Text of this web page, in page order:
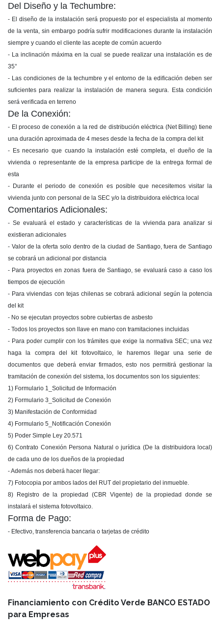
Del Diseño y la Techumbre:
- El diseño de la instalación será propuesto por el especialista al momento
de la venta, sin embargo podría sufrir modificaciones durante la instalación
siempre y cuando el cliente las acepte de común acuerdo
- La inclinación máxima en la cual se puede realizar una instalación es de
35°
- Las condiciones de la techumbre y el entorno de la edificación deben ser
suficientes para realizar la instalación de manera segura. Esta condición
será verificada en terreno
De la Conexión:
- El proceso de conexión a la red de distribución eléctrica (Net Billing) tiene
una duración aproximada de 4 meses desde la fecha de la compra del kit
- Es necesario que cuando la instalación esté completa, el dueño de la
vivienda o representante de la empresa participe de la entrega formal de
esta
- Durante el periodo de conexión es posible que necesitemos visitar la
vivienda junto con personal de la SEC y/o la distribuidora eléctrica local
Comentarios Adicionales:
- Se evaluará el estado y características de la vivienda para analizar si
existieran adicionales
- Valor de la oferta solo dentro de la ciudad de Santiago, fuera de Santiago
se cobrará un adicional por distancia
- Para proyectos en zonas fuera de Santiago, se evaluará caso a caso los
tiempos de ejecución
- Para viviendas con tejas chilenas se cobrará adicional según la potencia
del kit
- No se ejecutan proyectos sobre cubiertas de asbesto
- Todos los proyectos son llave en mano con tramitaciones incluidas
- Para poder cumplir con los trámites que exige la normativa SEC; una vez
haga la compra del kit fotovoltaico, le haremos llegar una serie de
documentos que deberá enviar firmados, esto nos permitirá gestionar la
tramitación de conexión del sistema, los documentos son los siguientes:
1) Formulario 1_Solicitud de Información
2) Formulario 3_Solicitud de Conexión
3) Manifestación de Conformidad
4) Formulario 5_Notificación Conexión
5) Poder Simple Ley 20.571
6) Contrato Conexión Persona Natural o jurídica (De la distribuidora local)
de cada uno de los dueños de la propiedad
- Además nos deberá hacer llegar:
7) Fotocopia por ambos lados del RUT del propietario del inmueble.
8) Registro de la propiedad (CBR Vigente) de la propiedad donde se
instalará el sistema fotovoltaico.
Forma de Pago:
- Efectivo, transferencia bancaria o tarjetas de crédito
Financiamiento con Crédito Verde BANCO ESTADO
para Empresas